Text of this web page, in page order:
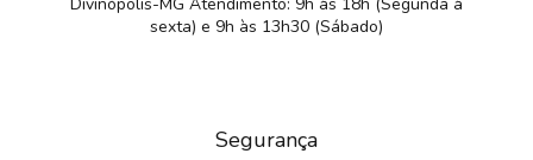
sexta) e 9h às 13h30 (Sábado)
Segurança